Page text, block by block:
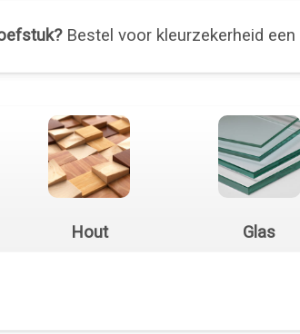
Bestel voor kleurzekerheid een
Hout Glas